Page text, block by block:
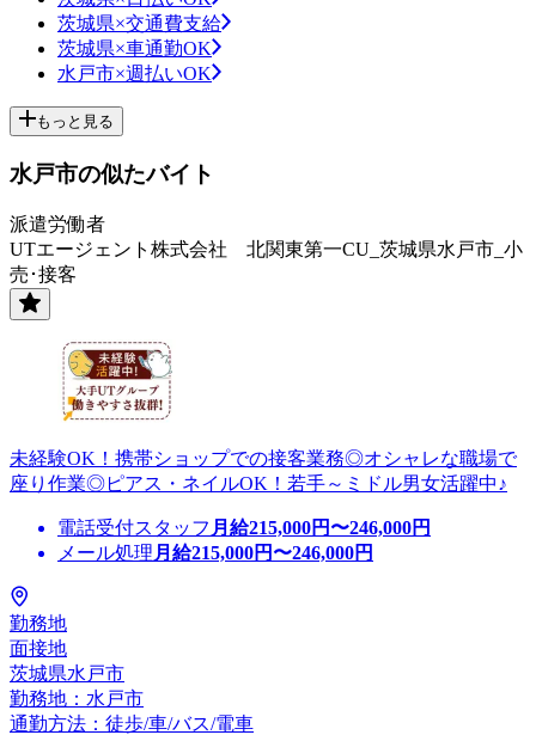
茨城県×交通費支給
茨城県×車通勤OK
水戸市×週払いOK
もっと見る
水戸市の似たバイト
派遣労働者
UTエージェント株式会社 北関東第一CU_茨城県水戸市_小
売･接客
未経験OK！携帯ショップでの接客業務◎オシャレな職場で
座り作業◎ピアス・ネイルOK！若手～ミドル男女活躍中♪
電話受付スタッフ 月給215,000円〜246,000円
メール処理 月給215,000円〜246,000円
勤務地
面接地
茨城県水戸市
勤務地：水戸市
通勤方法：徒歩/車/バス/電車